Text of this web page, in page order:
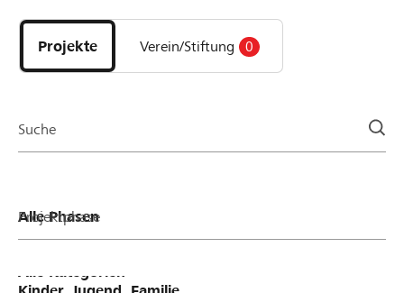
DE FR IT
Projekte
und
Organisationen
Projekte Verein/Stiftung 0
Suche
Projektphase